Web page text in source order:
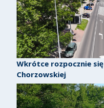
Wkrótce rozpocznie
Chorzowskiej